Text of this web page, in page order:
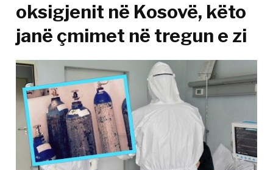
oksigjenit në Kosovë, këto
janë çmimet në tregun e zi